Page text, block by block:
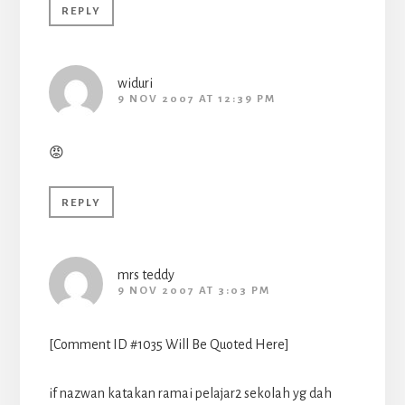
REPLY
widuri
9 NOV 2007 AT 12:39 PM
😡
REPLY
mrs teddy
9 NOV 2007 AT 3:03 PM
[Comment ID #1035 Will Be Quoted Here]
if nazwan katakan ramai pelajar2 sekolah yg dah